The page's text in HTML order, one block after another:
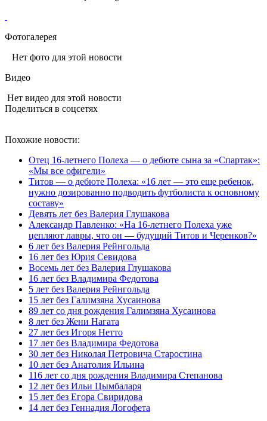
Фотогалерея
Нет фото для этой новости
Видео
Нет видео для этой новости
Поделиться в соцсетях
Похожие новости:
Отец 16-летнего Полеха — о дебюте сына за «Спартак»:
«Мы все офигели»
Титов — о дебюте Полеха: «16 лет — это еще ребенок,
нужно дозированно подводить футболиста к основному
составу»
Девять лет без Валерия Глушакова
Александр Павленко: «На 16-летнего Полеха уже
цепляют лавры, что он — будущий Титов и Черенков?»
6 лет без Валерия Рейнгольда
16 лет без Юрия Севидова
Восемь лет без Валерия Глушакова
16 лет без Владимира Федотова
5 лет без Валерия Рейнгольда
15 лет без Галимзяна Хусаинова
89 лет со дня рождения Галимзяна Хусаинова
8 лет без Жени Нагата
27 лет без Игоря Нетто
17 лет без Владимира Федотова
30 лет без Николая Петровича Старостина
10 лет без Анатолия Ильина
116 лет со дня рождения Владимира Степанова
12 лет без Ильи Цымбаларя
15 лет без Егора Свиридова
14 лет без Геннадия Логофета